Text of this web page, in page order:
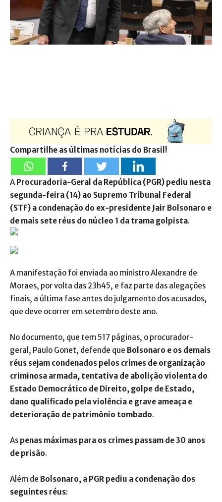
Compartilhe as últimas notícias do Brasil!
A Procuradoria-Geral da República (PGR) pediu nesta
segunda-feira (14) ao Supremo Tribunal Federal
(STF) a condenação do ex-presidente Jair Bolsonaro e
de mais sete réus do núcleo 1 da trama golpista.
A manifestação foi enviada ao ministro Alexandre de
Moraes, por volta das 23h45, e faz parte das alegações
finais, a última fase antes do julgamento dos acusados,
que deve ocorrer em setembro deste ano.
No documento, que tem 517 páginas, o procurador-
geral, Paulo Gonet, defende que Bolsonaro e os demais
réus sejam condenados pelos crimes de organização
criminosa armada, tentativa de abolição violenta do
Estado Democrático de Direito, golpe de Estado,
dano qualificado pela violência e grave ameaça e
deterioração de patrimônio tombado.
As penas máximas para os crimes passam de 30 anos
de prisão.
Além de Bolsonaro, a PGR pediu a condenação dos
seguintes réus: